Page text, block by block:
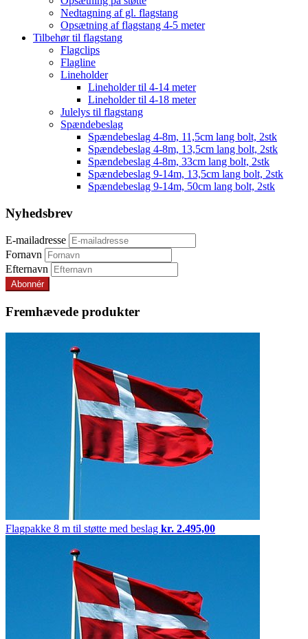
Nedtagning af gl. flagstang
Opsætning af flagstang 4-5 meter
Tilbehør til flagstang
Flagclips
Flagline
Lineholder
Lineholder til 4-14 meter
Lineholder til 4-18 meter
Julelys til flagstang
Spændebeslag
Spændebeslag 4-8m, 11,5cm lang bolt, 2stk
Spændebeslag 4-8m, 13,5cm lang bolt, 2stk
Spændebeslag 4-8m, 33cm lang bolt, 2stk
Spændebeslag 9-14m, 13,5cm lang bolt, 2stk
Spændebeslag 9-14m, 50cm lang bolt, 2stk
Nyhedsbrev
E-mailadresse
Fornavn
Efternavn
Fremhævede produkter
Flagpakke 8 m til støtte med beslag kr. 2.495,00